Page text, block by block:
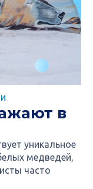
в
уникальное
медведей,
часто